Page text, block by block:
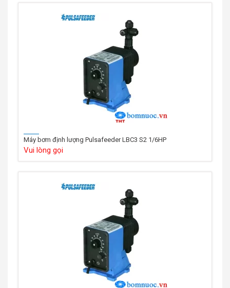
Máy bơm định lượng Pulsafeeder LBC3 S2 1/6HP
Vui lòng gọi